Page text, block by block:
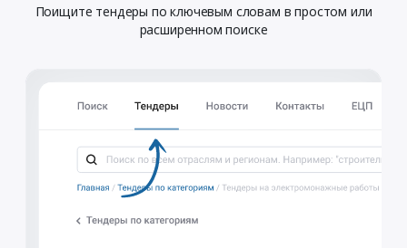
Поищите тендеры по ключевым словам в простом или
расширенном поиске